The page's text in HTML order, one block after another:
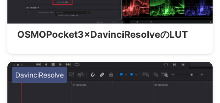
OSMOPocket3×DavinciResolveのLUT
DavinciResolve